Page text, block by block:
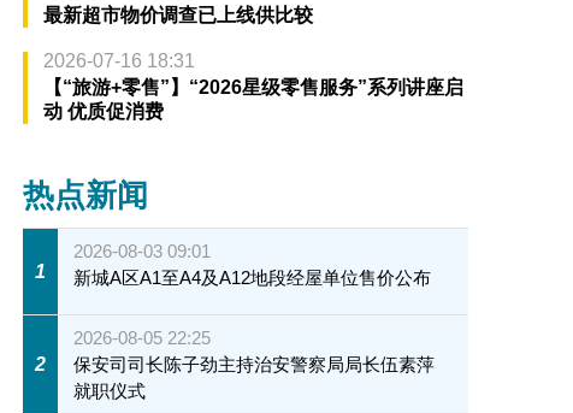
最新超市物价调查已上线供比较
2026-07-16 18:31
【“旅游+零售”】“2026星级零售服务”系列讲座启
动 优质促消费
热点新闻
1
2026-08-03 09:01
新城A区A1至A4及A12地段经屋单位售价公布
2
2026-08-05 22:25
保安司司长陈子劲主持治安警察局局长伍素萍
就职仪式